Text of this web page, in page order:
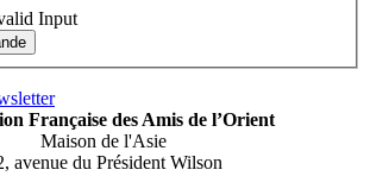
Input
Française des Amis de l’Orient
Maison de l'Asie
avenue du Président Wilson